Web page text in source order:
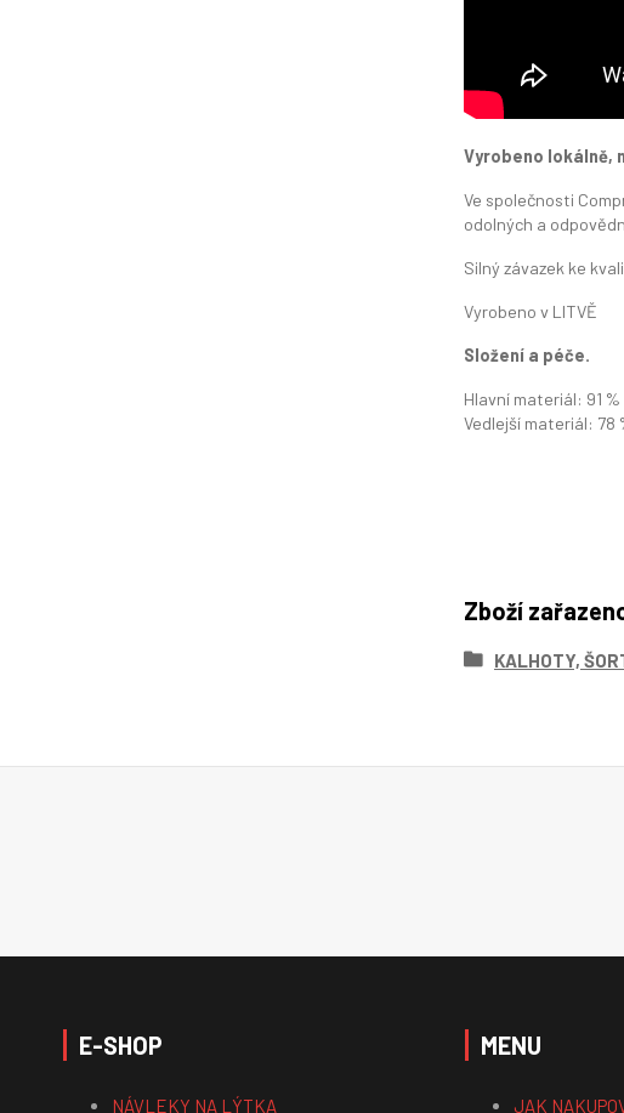
Vyrobeno lokálně,
Ve společnosti
odolných a
Silný závazek ke
Vyrobeno v LITVĚ
Složení a péče.
Hlavní materiál: 91
Vedlejší materiál: 78
Zboží
KALHOTY,
E-SHOP
NÁVLEKY NA LÝTKA
MENU
JAK